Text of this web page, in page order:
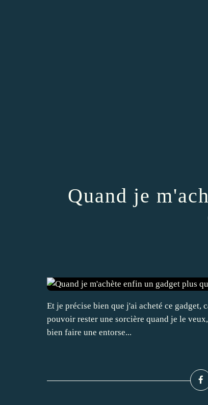
Quand je
Et je précise bien que j'ai acheté ce gadget,
pouvoir rester une sorcière quand je le
bien faire une entorse...